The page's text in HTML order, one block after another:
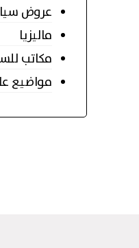
عروض
ماليزيا
مكاتب
مواضيع